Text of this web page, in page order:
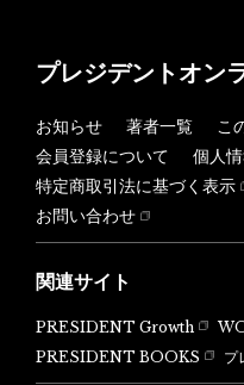
プレジデントオン
お知らせ 著者一覧
こ
会員登録について
個人
特定商取引法に基づく表示
お問い合わせ
関連サイト
PRESIDENT Growth
PRESIDENT BOOKS
プ